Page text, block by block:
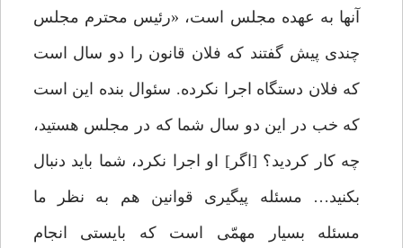
آنها به عهده مجلس است، «رئیس محترم مجلس
چندی پیش گفتند که فلان قانون را دو سال است
که فلان دستگاه اجرا نکرده. سئوال بنده این است
که خب در این دو سال شما که در مجلس هستید،
چه ‌کار کردید؟ [اگر] او اجرا نکرد، شما باید دنبال
بکنید… مسئله‌ پیگیری قوانین هم به نظر ما
مسئله‌ بسیار مهمّی است که بایستی انجام